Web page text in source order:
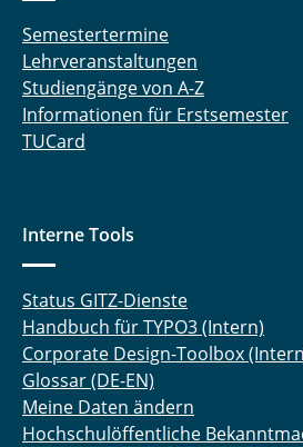
Semestertermine
Lehrveranstaltungen
Studiengänge von A-Z
Informationen für Erstsemester
TUCard
Interne Tools
Status GITZ-Dienste
Handbuch für TYPO3 (Intern)
Corporate Design-Toolbox
Glossar (DE-EN)
Meine Daten ändern
Hochschulöffentliche